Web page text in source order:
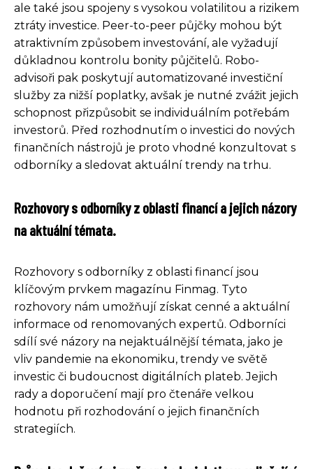
ale také jsou spojeny s vysokou volatilitou a rizikem
ztráty investice. Peer-to-peer půjčky mohou být
atraktivním způsobem investování, ale vyžadují
důkladnou kontrolu bonity půjčitelů. Robo-
advisoři pak poskytují automatizované investiční
služby za nižší poplatky, avšak je nutné zvážit jejich
schopnost přizpůsobit se individuálním potřebám
investorů. Před rozhodnutím o investici do nových
finančních nástrojů je proto vhodné konzultovat s
odborníky a sledovat aktuální trendy na trhu.
Rozhovory s odborníky z oblasti financí a jejich názory
na aktuální témata.
Rozhovory s odborníky z oblasti financí jsou
klíčovým prvkem magazínu Finmag. Tyto
rozhovory nám umožňují získat cenné a aktuální
informace od renomovaných expertů. Odborníci
sdílí své názory na nejaktuálnější témata, jako je
vliv pandemie na ekonomiku, trendy ve světě
investic či budoucnost digitálních plateb. Jejich
rady a doporučení mají pro čtenáře velkou
hodnotu při rozhodování o jejich finančních
strategiích.